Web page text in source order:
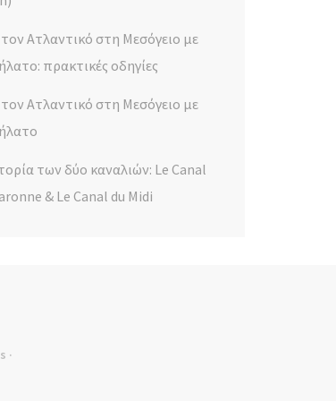
Ατλαντικό στη Μεσόγειο με
πρακτικές οδηγίες
Ατλαντικό στη Μεσόγειο με
των δύο καναλιών: Le Canal
& Le Canal du Midi
·